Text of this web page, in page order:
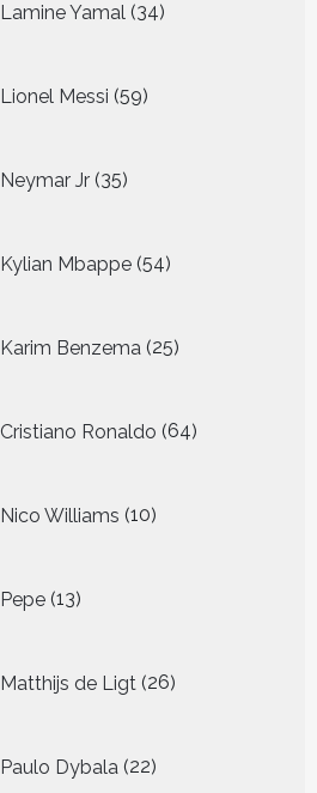
Lamine Yamal 34
producten
Lionel Messi 59
producten
Neymar Jr 35
producten
Kylian Mbappe 54
producten
Karim Benzema 25
producten
Cristiano Ronaldo 64
producten
Nico Williams 10
producten
Pepe 13
producten
Matthijs de Ligt 26
producten
Paulo Dybala 22
producten